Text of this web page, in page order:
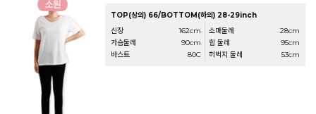
TOP(상의) 66/BOTTOM(하의) 28-29inch
신장
162cm
가슴둘레
90cm
바스트
80C
소매둘레
28cm
힙 둘레
95cm
허벅지 둘레
53cm